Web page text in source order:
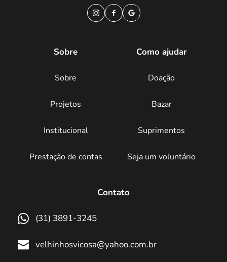
Sobre
Sobre
Projetos
Institucional
Prestação de contas
Como ajudar
Doação
Bazar
Suprimentos
Seja um voluntário
Contato
(31) 3891-3245
velhinhosvicosa@yahoo.com.br